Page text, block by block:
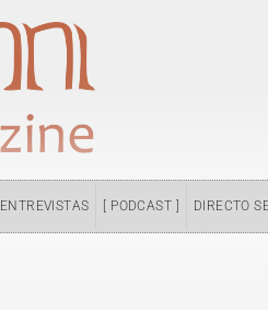
ENTREVISTAS [ PODCAST ] DIRECTO